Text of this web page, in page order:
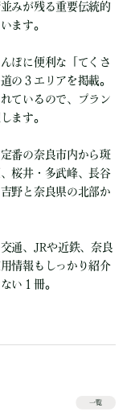
みが残る重要伝統的
ます。
ぽに便利な「てくさ
の３エリアを掲載。
ているので、プラン
ます。
番の奈良市内から斑
桜井・多武峰、長谷
野と奈良県の北部か
通、JRや近鉄、奈良
情報もしっかり紹介
い１冊。
一覧